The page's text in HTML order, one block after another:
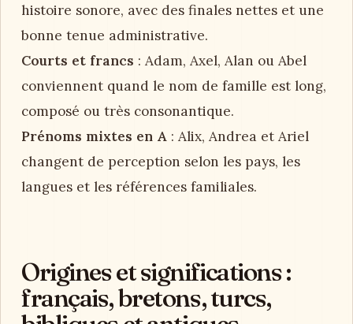
histoire sonore, avec des finales nettes et une
bonne tenue administrative.
Courts et francs : Adam, Axel, Alan ou Abel
conviennent quand le nom de famille est long,
composé ou très consonantique.
Prénoms mixtes en A : Alix, Andrea et Ariel
changent de perception selon les pays, les
langues et les références familiales.
Origines et significations :
français, bretons, turcs,